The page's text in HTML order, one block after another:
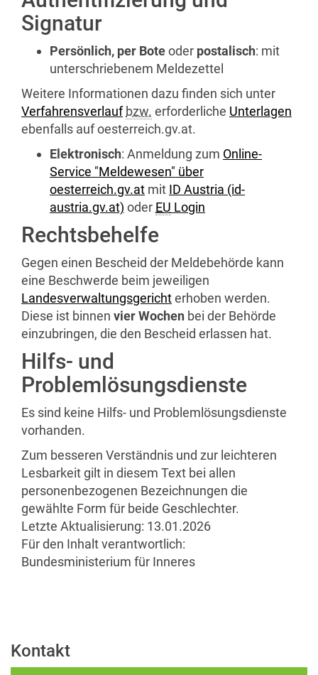
Signatur
Persönlich, per Boteoder postalisch: mit
unterschriebenem Meldezettel
Weitere Informationen dazu finden sich unter
Verfahrensverlauf bzw. erforderliche Unterlagen
ebenfalls auf oesterreich.gv.at.
Elektronisch: Anmeldung zum Online-
Service "Meldewesen" über
oesterreich.gv.at mit ID Austria (id-
austria.gv.at) oder EU Login
Rechtsbehelfe
Gegen einen Bescheid der Meldebehörde kann
eine Beschwerde beim jeweiligen
Landesverwaltungsgerichterhoben werden.
Diese ist binnen vier Wochen bei der Behörde
einzubringen, die den Bescheid erlassen hat.
Hilfs- und
Problemlösungsdienste
Es sind keine Hilfs- und Problemlösungsdienste
vorhanden.
Zum besseren Verständnis und zur leichteren
Lesbarkeit gilt in diesem Text bei allen
personenbezogenen Bezeichnungen die
gewählte Form für beide Geschlechter.
Letzte Aktualisierung: 13.01.2026
Für den Inhalt verantwortlich:
Bundesministerium für Inneres
Kontakt